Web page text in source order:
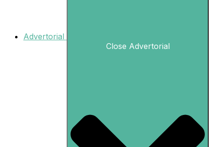
Advertorial
Close Advertorial